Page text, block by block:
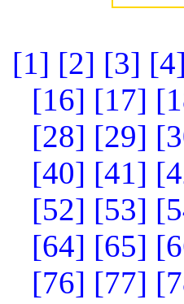
[1] [2] [3] [4]
[16] [17]
[28] [29]
[40] [41]
[52] [53]
[64] [65]
[76] [77]